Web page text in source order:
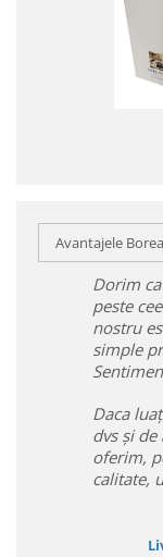
Avantajele
Dorim
peste
nostru
simple
Daca
dvs și
oferim,
calitate,